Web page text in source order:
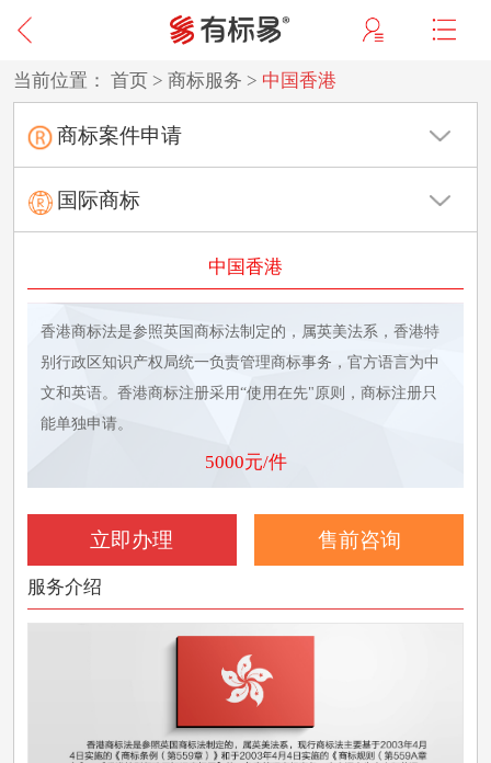
当前位置： 首页 > 商标服务 > 中国香港
商标案件申请
国际商标
中国香港
香港商标法是参照英国商标法制定的，属英美法系，香港特
别行政区知识产权局统一负责管理商标事务，官方语言为中
文和英语。香港商标注册采用“使用在先"原则，商标注册只
能单独申请。
5000元/件
立即办理 售前咨询
服务介绍